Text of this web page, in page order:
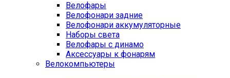
Велофары
Велофонари задние
Велофонари аккумуляторные
Наборы света
Велофары с динамо
Аксессуары к фонарям
Велокомпьютеры